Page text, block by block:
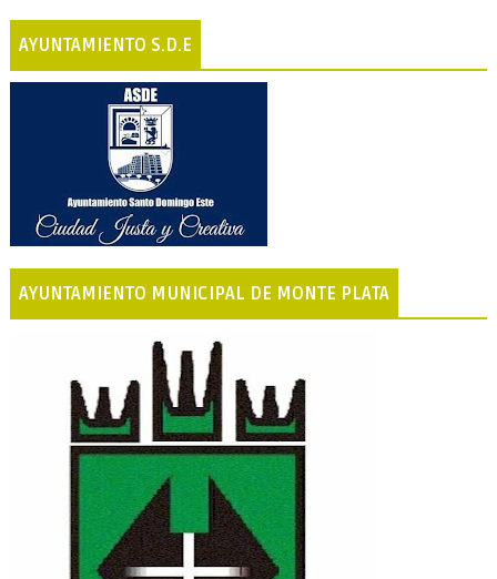
AYUNTAMIENTO S.D.E
AYUNTAMIENTO MUNICIPAL DE MONTE PLATA